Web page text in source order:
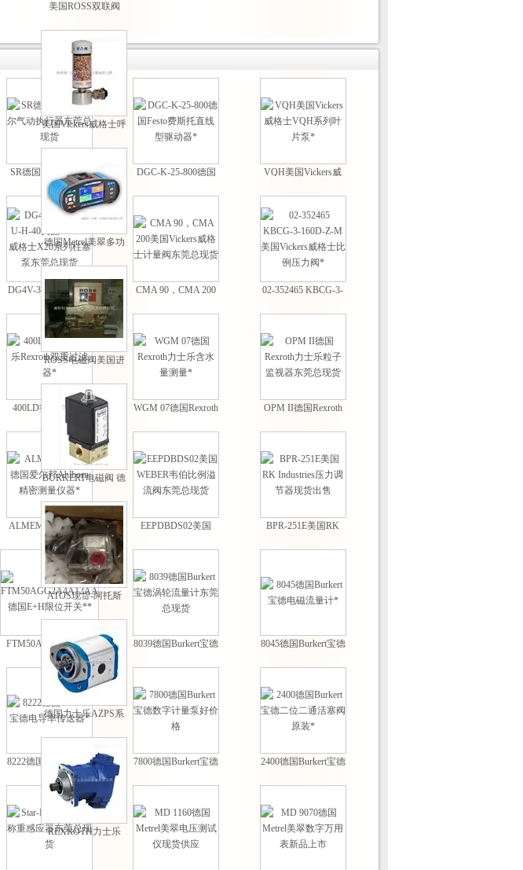
美国ROSS双联阀
卖
美国Vickers威格士呼
吸过滤器现货供应
德国Metrel美翠多功
能测量仪欧美原厂进
ROSS电磁阀美国进
BURKERT电磁阀 德
国宝德电磁阀报价
ATOS现货-阿托斯
PM型手动泵现货
德国力士乐AZPS系
REXROTH力士乐
A7VO系列轴向柱塞
SR德国Omal欧玛尔
气动执行器东莞总现
货
DGC-K-25-800德国
VQH美国Vickers威
DG4V-3-2A-M-U-H-
40美国Vickers威格士
X20系列柱塞泵东莞
总现货
CMA 90，CMA 200
02-352465 KBCG-3-
力阀*
400LD德国力士乐
Rexroth双重过滤器*
WGM 07德国Rexroth
OPM II德国Rexroth
ALMEMO®710德国
爱尔邦Ahlborn精密
测量仪器*
EEPDBDS02美国
BPR-251E美国RK
FTM50AGG2A4A12AA
德国E+H限位开关**
8039德国Burkert宝德
8045德国Burkert宝德
8222德国Burkert宝德
电导率传送器*
7800德国Burkert宝德
2400德国Burkert宝德